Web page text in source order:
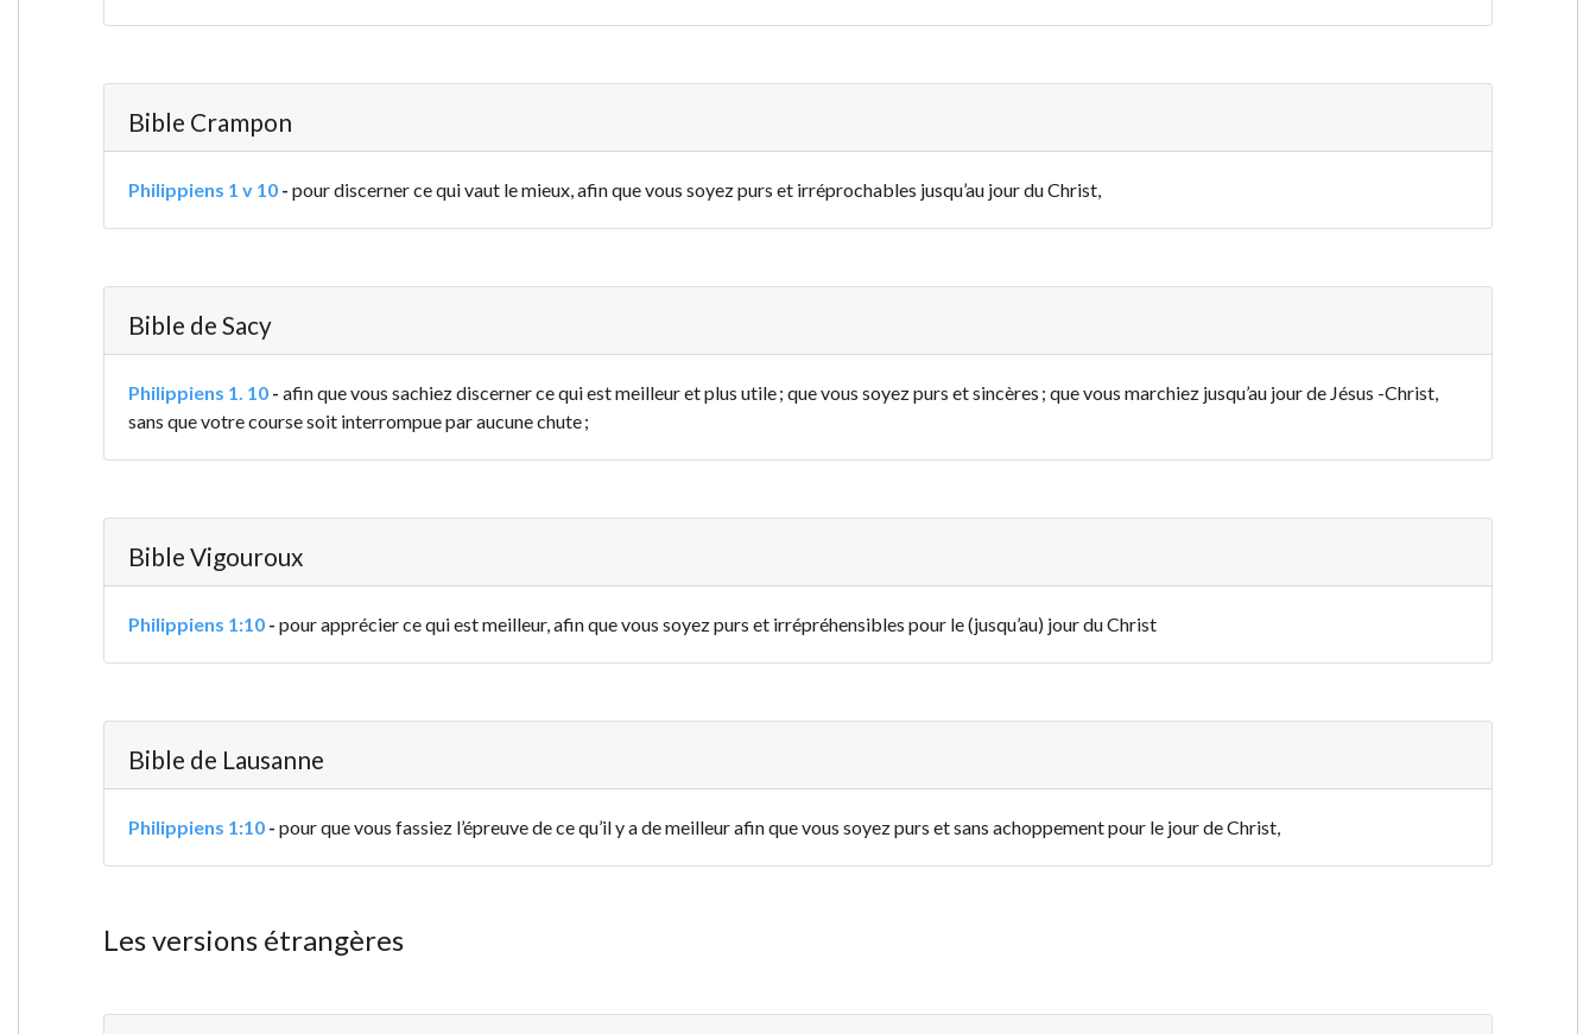
Bible Crampon
Philippiens 1 v 10- pour discerner ce qui vaut le mieux, afin que vous soyez purs et irréprochables jusqu’au jour du Christ,
Bible de Sacy
Philippiens 1. 10- afin que vous sachiez discerner ce qui est meilleur et plus utile ; que vous soyez purs et sincères ; que vous marchiez jusqu’au jour de Jésus -Christ,
sans que votre course soit interrompue par aucune chute ;
Bible Vigouroux
Philippiens 1:10- pour apprécier ce qui est meilleur, afin que vous soyez purs et irrépréhensibles pour le (jusqu’au) jour du Christ
Bible de Lausanne
Philippiens 1:10- pour que vous fassiez l’épreuve de ce qu’il y a de meilleurafin que vous soyez purs et sans achoppement pour le jour de Christ,
Les versions étrangères